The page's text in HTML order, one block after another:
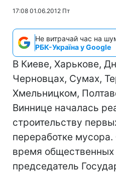
17:08 01.06.2012 Пт
Не витрачай час на
РБК-Україна у Google
В Киеве, Харькове,
Черновцах, Сумах,
Хмельницком,
Виннице началась
строительству
переработке
время
председатель